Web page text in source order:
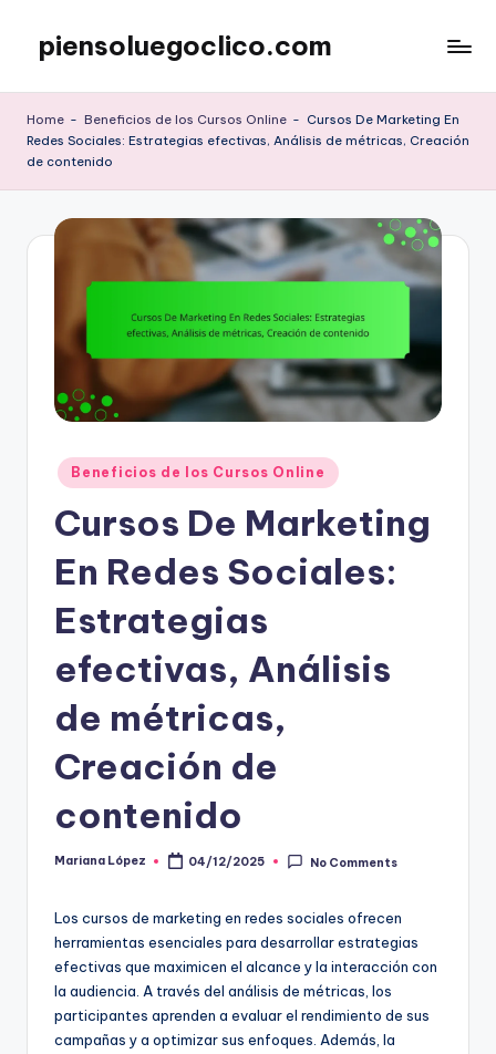
content
piensoluegoclico.com
Home - Beneficios de los Cursos Online - Cursos De Marketing En
Redes Sociales: Estrategias efectivas, Análisis de métricas, Creación
de contenido
Posted
in
Beneficios de los Cursos Online
Cursos De Marketing
En Redes Sociales:
Estrategias
efectivas, Análisis
de métricas,
Creación de
contenido
Posted
Mariana López 04/12/2025 No Comments
Los cursos de marketing en redes sociales ofrecen
herramientas esenciales para desarrollar estrategias
efectivas que maximicen el alcance y la interacción con
la audiencia. A través del análisis de métricas, los
participantes aprenden a evaluar el rendimiento de sus
campañas y a optimizar sus enfoques. Además, la